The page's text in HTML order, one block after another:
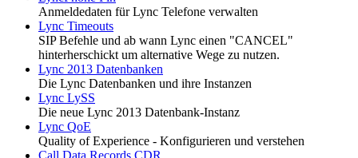
Anmeldedaten für Lync Telefone verwalten
Lync Timeouts
SIP Befehle und ab wann Lync einen "CANCEL"
hinterherschickt um alternative Wege zu nutzen.
Lync 2013 Datenbanken
Die Lync Datenbanken und ihre Instanzen
Lync LySS
Die neue Lync 2013 Datenbank-Instanz
Lync QoE
Quality of Experience - Konfigurieren und verstehen
Call Data Records CDR